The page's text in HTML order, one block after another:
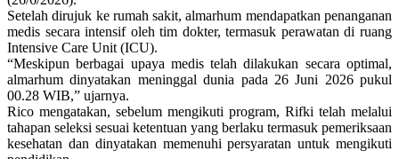
Setelah dirujuk ke rumah sakit, almarhum mendapatkan penanganan
medis secara intensif oleh tim dokter, termasuk perawatan di ruang
Intensive Care Unit (ICU).
“Meskipun berbagai upaya medis telah dilakukan secara optimal,
almarhum dinyatakan meninggal dunia pada 26 Juni 2026 pukul
00.28 WIB,” ujarnya.
Rico mengatakan, sebelum mengikuti program, Rifki telah melalui
tahapan seleksi sesuai ketentuan yang berlaku termasuk pemeriksaan
kesehatan dan dinyatakan memenuhi persyaratan untuk mengikuti